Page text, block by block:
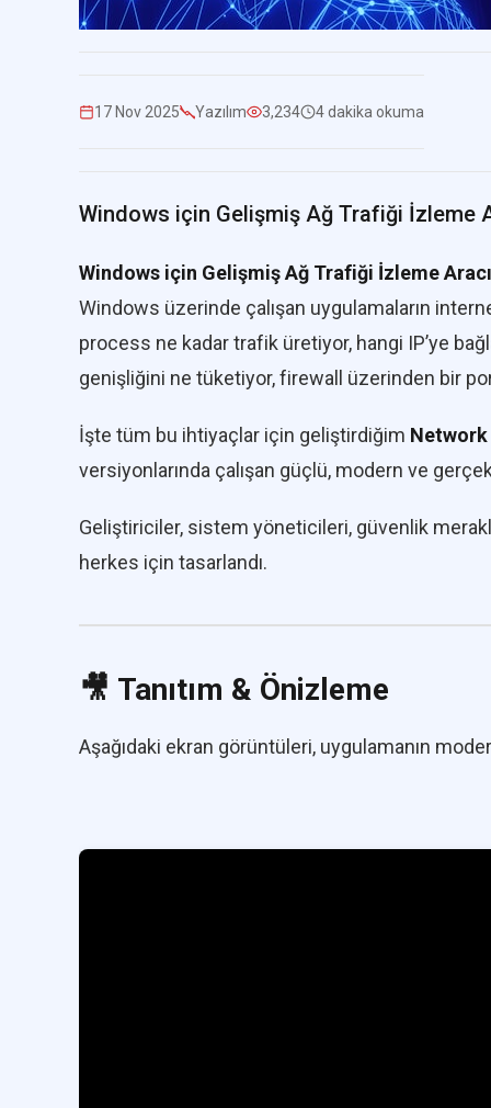
17 Nov 2025 Yazılım 3,234 4 dakika okuma
Windows için Gelişmiş Ağ Trafiği İzleme
Windows için Gelişmiş Ağ Trafiği İzleme
Windows üzerinde çalışan uygulamaların
process ne kadar trafik üretiyor, hangi IP’ye
genişliğini ne tüketiyor, firewall üzerinden bir
İşte tüm bu ihtiyaçlar için geliştirdiğim
versiyonlarında çalışan güçlü, modern ve
Geliştiriciler, sistem yöneticileri, güvenlik
herkes için tasarlandı.
🎥 Tanıtım & Önizleme
Aşağıdaki ekran görüntüleri, uygulamanın